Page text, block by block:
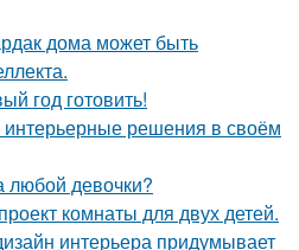
дома может быть
год готовить!
решения в своём
любой девочки?
комнаты для двух детей.
интерьера придумывает